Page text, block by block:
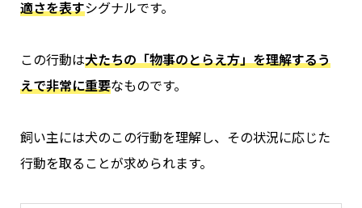
適さを表すシグナルです。
この行動は犬たちの「物事のとらえ方」を理解するう
えで非常に重要なものです。
飼い主には犬のこの行動を理解し、その状況に応じた
行動を取ることが求められます。